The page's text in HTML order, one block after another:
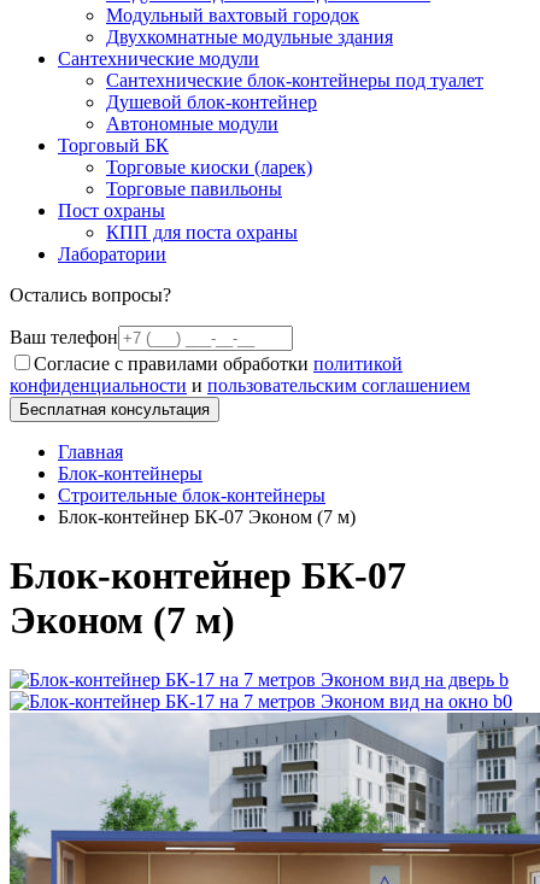
Модульный вахтовый городок
Двухкомнатные модульные здания
Сантехнические модули
Сантехнические блок-контейнеры под туалет
Душевой блок-контейнер
Автономные модули
Торговый БК
Торговые киоски (ларек)
Торговые павильоны
Пост охраны
КПП для поста охраны
Лаборатории
Остались вопросы?
Ваш телефон
Согласие с правилами обработки политикой
конфиденциальности и пользовательским соглашением
Бесплатная консультация
Главная
Блок-контейнеры
Строительные блок-контейнеры
Блок-контейнер БК-07 Эконом (7 м)
Блок-контейнер БК-07
Эконом (7 м)